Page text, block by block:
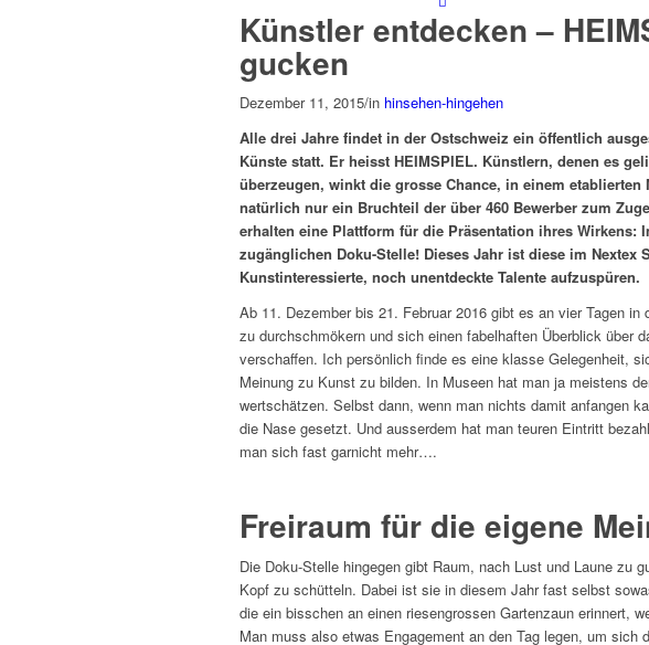
Künstler entdecken –
gucken
Dezember 11, 2015/in hinsehen-hingehen
Alle drei Jahre findet in der Ostschweiz ein öffentlich
Künste statt. Er heisst HEIMSPIEL. Künstlern, denen es
überzeugen, winkt die grosse Chance, in einem
natürlich nur ein Bruchteil der über 460 Bewerber zum
erhalten eine Plattform für die Präsentation ihres Wirkens:
zugänglichen Doku-Stelle! Dieses Jahr ist diese im Nextex
Kunstinteressierte, noch unentdeckte Talente aufzuspüren.
Ab 11. Dezember bis 21. Februar 2016 gibt es an vier Tagen
zu durchschmökern und sich einen fabelhaften Überblick über
verschaffen. Ich persönlich finde es eine klasse Gelegenheit,
Meinung zu Kunst zu bilden. In Museen hat man ja meistens
wertschätzen. Selbst dann, wenn man nichts damit anfangen
die Nase gesetzt. Und ausserdem hat man teuren Eintritt
man sich fast garnicht mehr….
Freiraum für die eigene
Die Doku-Stelle hingegen gibt Raum, nach Lust und Laune zu
Kopf zu schütteln. Dabei ist sie in diesem Jahr fast selbst
die ein bisschen an einen riesengrossen Gartenzaun erinnert,
Man muss also etwas Engagement an den Tag legen, um